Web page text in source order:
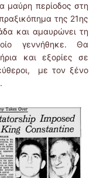
μαύρη περίοδος στη
της 21ης
και αμαυρώνει τη
γεννήθηκε. Θα
και εξορίες σε
με τον ξένο